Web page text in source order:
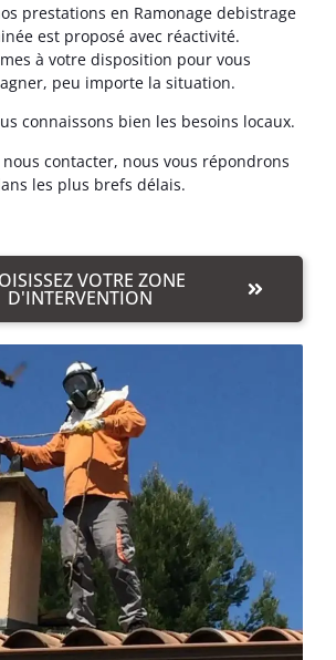
prestations en Ramonage debistrage
est proposé avec réactivité.
à votre disposition pour vous
peu importe la situation.
connaissons bien les besoins locaux.
nous contacter, nous vous répondrons
les plus brefs délais.
VOTRE ZONE
D'INTERVENTION